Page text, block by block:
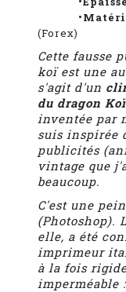
(Forex)
Cette fausse
koï est une
s'agit d'un
du dragon Koï
inventée par
suis inspirée
publicités
vintage que
beaucoup.
C'est une
(Photoshop).
elle, a été
imprimeur
à la fois
imperméable